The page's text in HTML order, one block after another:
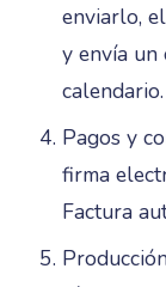
enviarlo,
y envía un
calendario.
Pagos y
firma
Factura